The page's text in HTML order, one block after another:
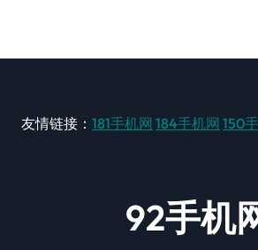
友情链接： 181手机网 184手机网 150
92手机